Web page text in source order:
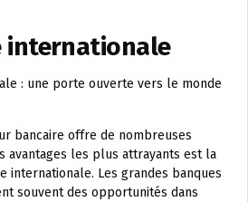
internationale
: une porte ouverte vers le monde
bancaire offre de nombreuses
avantages les plus attrayants est la
internationale. Les grandes banques
souvent des opportunités dans